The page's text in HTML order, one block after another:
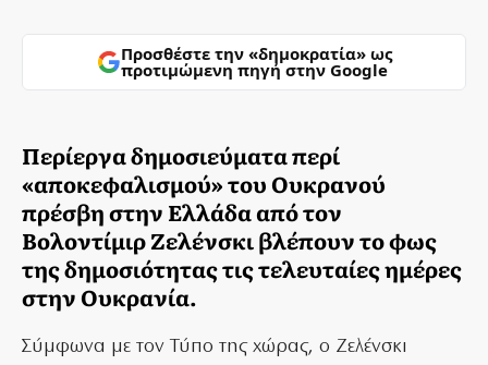
Προσθέστε την «δημοκρατία» ως
προτιμώμενη πηγή στην Google
Περίεργα δημοσιεύματα περί
«αποκεφαλισμού» του Ουκρανού
πρέσβη στην Ελλάδα από τον
Βολοντίμιρ Ζελένσκι βλέπουν το φως
της δημοσιότητας τις τελευταίες ημέρες
στην Ουκρανία.
Σύμφωνα με τον Τύπο της χώρας, ο Ζελένσκι